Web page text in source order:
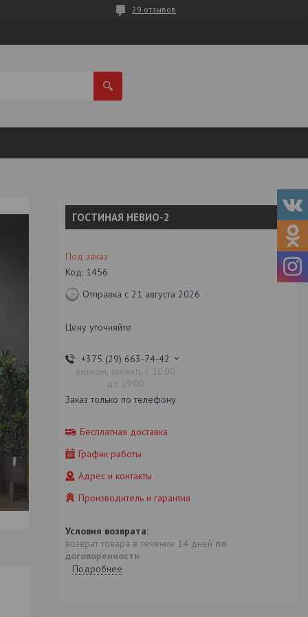
29 отзывов
ГОСТИНАЯ НЕВИО-2
Под заказ
Код: 1456
Отправка с 21 августа 2026
Цену уточняйте
+375 (29) 663-74-42
велком, звонить с 10:00
до 19:00
Заказ только по телефону
Бесплатная доставка
График работы
Адрес и контакты
Производитель и гарантия
возврат товара в течение 14 дней по
договоренности
Подробнее